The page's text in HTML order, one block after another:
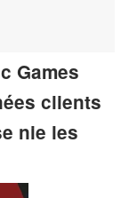
Games
clients
nie les